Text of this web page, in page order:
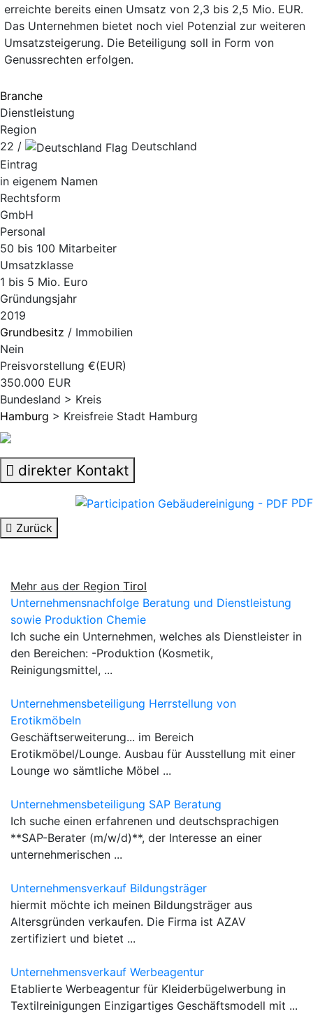
erreichte bereits einen Umsatz von 2,3 bis 2,5 Mio. EUR.
Das Unternehmen bietet noch viel Potenzial zur weiteren
Umsatzsteigerung. Die Beteiligung soll in Form von
Genussrechten erfolgen.
Branche
Dienstleistung
Region
22 /
Deutschland
Eintrag
in eigenem Namen
Rechtsform
GmbH
Personal
50 bis 100 Mitarbeiter
Umsatzklasse
1 bis 5 Mio. Euro
Gründungsjahr
2019
Grundbesitz / Immobilien
Nein
Preisvorstellung €(EUR)
350.000 EUR
Bundesland > Kreis
Hamburg > Kreisfreie Stadt Hamburg
direkter Kontakt
PDF
Zurück
Mehr aus der Region Tirol
Unternehmensnachfolge Beratung und Dienstleistung
sowie Produktion Chemie
Ich suche ein Unternehmen, welches als Dienstleister in
den Bereichen: -Produktion (Kosmetik,
Reinigungsmittel, ...
Unternehmensbeteiligung Herrstellung von
Erotikmöbeln
Geschäftserweiterung... im Bereich
Erotikmöbel/Lounge. Ausbau für Ausstellung mit einer
Lounge wo sämtliche Möbel ...
Unternehmensbeteiligung SAP Beratung
Ich suche einen erfahrenen und deutschsprachigen
**SAP-Berater (m/w/d)**, der Interesse an einer
unternehmerischen ...
Unternehmensverkauf Bildungsträger
hiermit möchte ich meinen Bildungsträger aus
Altersgründen verkaufen. Die Firma ist AZAV
zertifiziert und bietet ...
Unternehmensverkauf Werbeagentur
Etablierte Werbeagentur für Kleiderbügelwerbung in
Textilreinigungen Einzigartiges Geschäftsmodell mit ...